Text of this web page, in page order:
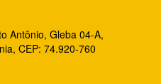
Antônio, Gleba 04-A,
CEP: 74.920-760